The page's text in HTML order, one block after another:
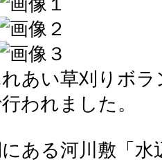
あい草刈りボ
われました。
ある河川敷「